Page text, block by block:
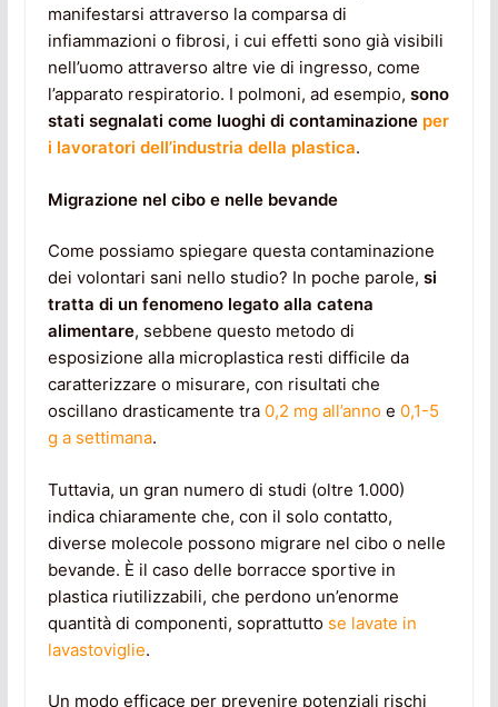
manifestarsi attraverso la comparsa di
infiammazioni o fibrosi, i cui effetti sono già visibili
nell’uomo attraverso altre vie di ingresso, come
l’apparato respiratorio. I polmoni, ad esempio, sono
stati segnalati come luoghi di contaminazione per
i lavoratori dell’industria della plastica.
Migrazione nel cibo e nelle bevande
Come possiamo spiegare questa contaminazione
dei volontari sani nello studio? In poche parole, si
tratta di un fenomeno legato alla catena
alimentare, sebbene questo metodo di
esposizione alla microplastica resti difficile da
caratterizzare o misurare, con risultati che
oscillano drasticamente tra0,2 mg all’annoe 0,1-5
g a settimana.
Tuttavia, un gran numero di studi (oltre 1.000)
indica chiaramente che, con il solo contatto,
diverse molecole possono migrare nel cibo o nelle
bevande. È il caso delle borracce sportive in
plastica riutilizzabili, che perdono un’enorme
quantità di componenti, soprattutto se lavate in
lavastoviglie.
Un modo efficace per prevenire potenziali rischi